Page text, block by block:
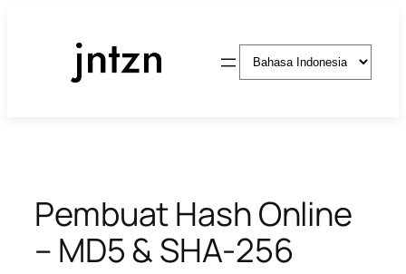
Pilih
sebuah
Pembuat Hash Online
– MD5 & SHA-256